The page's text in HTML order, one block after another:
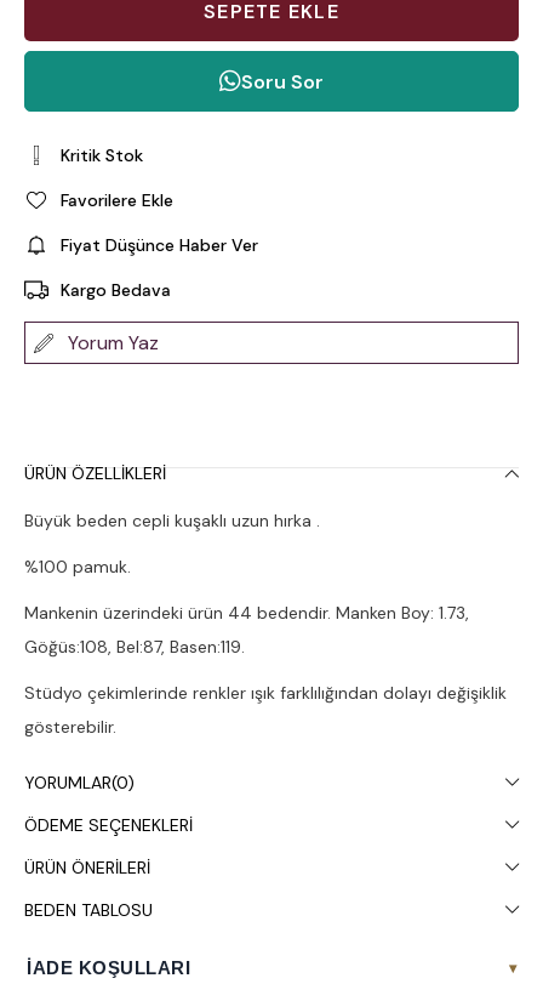
Soru Sor
Kritik Stok
Favorilere Ekle
Fiyat Düşünce Haber Ver
Kargo Bedava
Yorum Yaz
ÜRÜN ÖZELLIKLERI
Büyük beden cepli kuşaklı uzun hırka .
%100 pamuk.
Mankenin üzerindeki ürün 44 bedendir. Manken Boy: 1.73,
Göğüs:108, Bel:87, Basen:119.
Stüdyo çekimlerinde renkler ışık farklılığından dolayı değişiklik
gösterebilir.
Çamaşır makinesinde 30° yıkanması tavsiye edilir.
YORUMLAR(0)
ÖDEME SEÇENEKLERI
ÜRÜN ÖNERILERI
BEDEN TABLOSU
İADE KOŞULLARI ▾